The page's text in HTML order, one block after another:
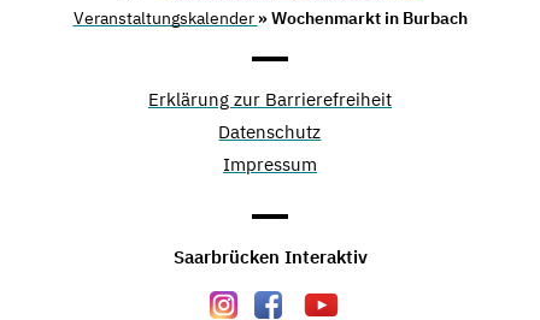
Veranstaltungskalender » Wochenmarkt in Burbach
Erklärung zur Barrierefreiheit
Datenschutz
Impressum
Saarbrücken Interaktiv